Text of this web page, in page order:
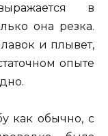
в
она резка.
и плывет,
опыте
как обычно, с